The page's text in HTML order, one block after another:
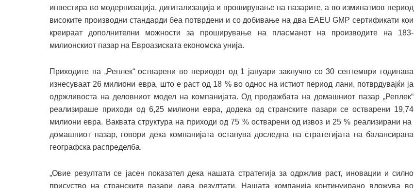
инвестира во модернизација, дигитализација и проширување на пазарите, а во изминатиов период
високите производни стандарди беа потврдени и со добивање на два EAEU GMP сертификати кои
креираат дополнителни можности за проширување на пласманот на производите на 183-
милионскиот пазар на Евроазиската економска унија.
Приходите на „Реплек“ остварени во периодот од 1 јануари заклучно со 30 септември годинава
изнесуваат 26 милиони евра, што е раст од 18 % во однос на истиот период лани, потврдувајќи ја
одржливоста на деловниот модел на компанијата. Од продажбата на домашниот пазар „Реплек“
реализираше приходи од 6,25 милиони евра, додека од странските пазари се остварени 19,74
милиони евра. Ваквата структура на приходи од 75 % остварени од извоз и 25 % реализирани на
домашниот пазар, говори дека компанијата останува доследна на стратегијата на балансирана
географска распределба.
„Овие резултати се јасен показател дека нашата стратегија за одржлив раст, иновации и силно
присуство на странските пазари дава резултати. Нашата компанија континуирано вложува во